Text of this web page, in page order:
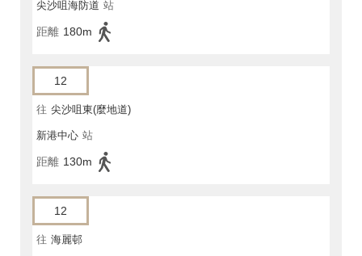
尖沙咀海防道 站
距離 180m
12
往 尖沙咀東(麼地道)
新港中心 站
距離 130m
12
往 海麗邨